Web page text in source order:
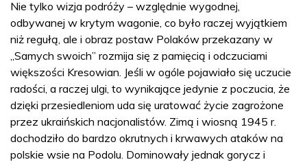
Nie tylko wizja podróży – względnie wygodnej,
odbywanej w krytym wagonie, co było raczej wyjątkiem
niż regułą, ale i obraz postaw Polaków przekazany w
„Samych swoich” rozmija się z pamięcią i odczuciami
większości Kresowian. Jeśli w ogóle pojawiało się uczucie
radości, a raczej ulgi, to wynikające jedynie z poczucia, że
dzięki przesiedleniom uda się uratować życie zagrożone
przez ukraińskich nacjonalistów. Zimą i wiosną 1945 r.
dochodziło do bardzo okrutnych i krwawych ataków na
polskie wsie na Podolu. Dominowały jednak gorycz i